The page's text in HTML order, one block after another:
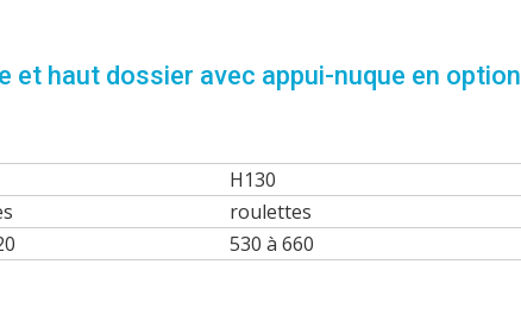
haut dossier avec appui-nuque en option
H130
roulettes
530 à 660